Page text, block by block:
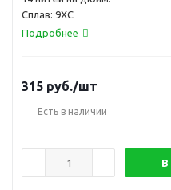
Сплав: 9ХС
Подробнее
315 руб./шт
Есть в наличии
В